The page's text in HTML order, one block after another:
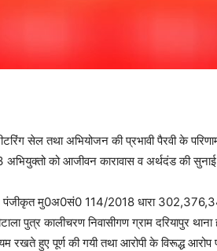
सेल तथा अभियोजन की प्रभावी पैरवी के
अभियुक्तो को आजीवन कारावास व अर्थदंड की
मु0अ0सं0 114/2018 धारा 302,376,34
पुत्र कालीचरण निवासीगण ग्राम दरियापुर
रखते हुए पूर्ण की गयी तथा आरोपी के विरूद्ध आरोप